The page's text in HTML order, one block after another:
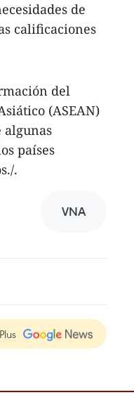
de
calificaciones
del
(ASEAN)
algunas
países
.
VNA